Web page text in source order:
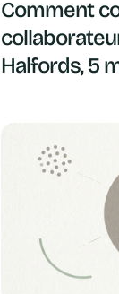
Comment
Halfords, 5